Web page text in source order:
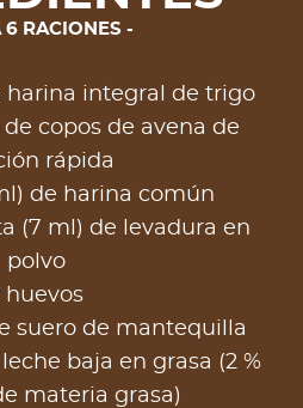
6 RACIONES
harina integral de trigo
de copos de avena de
rápida
de harina común
(7 ml) de levadura en
polvo
huevos
suero de mantequilla
leche baja en grasa (2 %
materia grasa)